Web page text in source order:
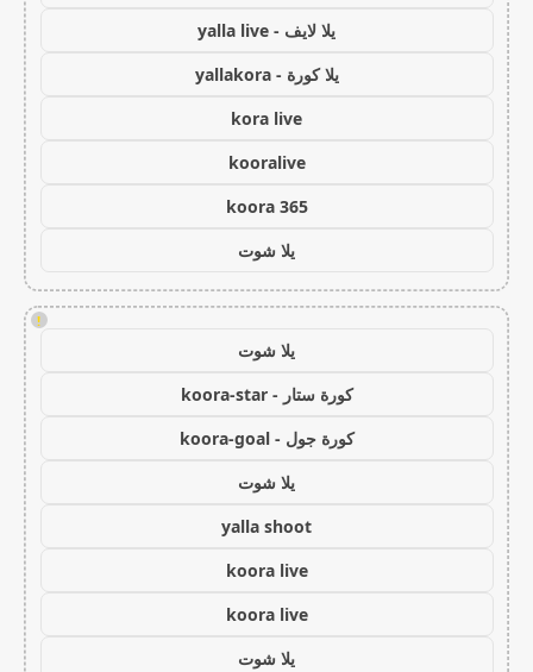
يلا لايف - yalla live
يلا كورة - yallakora
kora live
kooralive
koora 365
يلا شوت
!
يلا شوت
كورة ستار - koora-star
كورة جول - koora-goal
يلا شوت
yalla shoot
koora live
koora live
يلا شوت